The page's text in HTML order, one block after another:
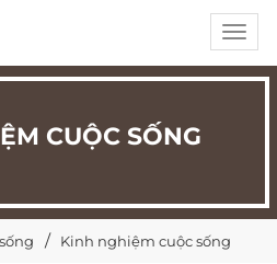
CUỘC SỐNG
Kinh nghiệm cuộc sống